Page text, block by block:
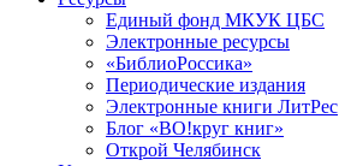
Единый фонд МКУК ЦБС
Электронные ресурсы
«БиблиоРоссика»
Периодические издания
Электронные книги ЛитРес
Блог «ВО!круг книг»
Открой Челябинск